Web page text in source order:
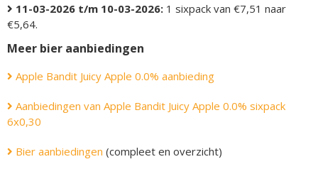
11-03-2026 t/m 10-03-2026: 1 sixpack van €7,51 naar
€5,64.
Meer bier aanbiedingen
Apple Bandit Juicy Apple 0.0% aanbieding
Aanbiedingen van Apple Bandit Juicy Apple 0.0% sixpack
6x0,30
Bier aanbiedingen (compleet en overzicht)